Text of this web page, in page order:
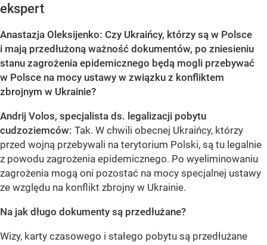
ekspert
Anastazja Oleksijenko: Czy Ukraińcy, którzy są w Polsce
i mają przedłużoną ważność dokumentów, po zniesieniu
stanu zagrożenia epidemicznego będą mogli przebywać
w Polsce na mocy ustawy w związku z konfliktem
zbrojnym w Ukrainie?
Andrij Volos, specjalista ds. legalizacji pobytu
cudzoziemców: Tak. W chwili obecnej Ukraińcy, którzy
przed wojną przebywali na terytorium Polski, są tu legalnie
z powodu zagrożenia epidemicznego. Po wyeliminowaniu
zagrożenia mogą oni pozostać na mocy specjalnej ustawy
ze względu na konflikt zbrojny w Ukrainie.
Na jak długo dokumenty są przedłużane?
Wizy, karty czasowego i stałego pobytu są przedłużane